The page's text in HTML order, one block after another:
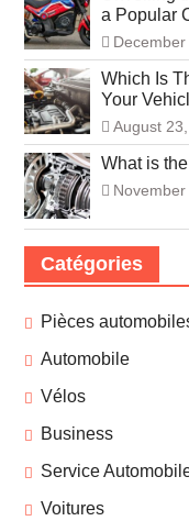
a Popular
Which Is
Your
August
What is
Catégories
Pièces
Automobile
Vélos
Business
Service
Voitures